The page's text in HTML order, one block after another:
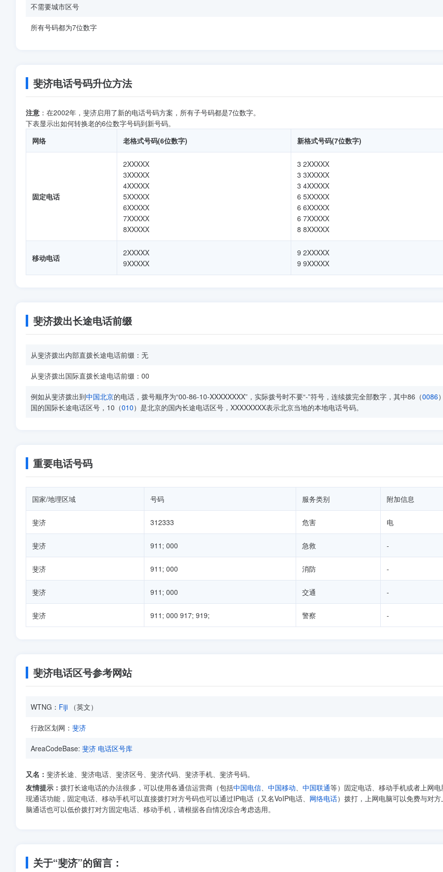
不需要城市区号
所有号码都为7位数字
斐济电话号码升位方法
注意 ：在2002年，斐济启用了新的电话号码方案，所有子号码都是7位数字。
下表显示出如何转换老的6位数字号码到新号码。
网络
老格式号码(6位数字) 新格式号码(7位数字)
固定电话
2XXXXX
3XXXXX
4XXXXX
5XXXXX
6XXXXX
7XXXXX
8XXXXX
3 2XXXXX
3 3XXXXX
3 4XXXXX
6 5XXXXX
6 6XXXXX
6 7XXXXX
8 8XXXXX
移动电话
2XXXXX
9XXXXX
9 2XXXXX
9 9XXXXX
斐济拨出长途电话前缀
从斐济拨出内部直拨长途电话前缀：无
从斐济拨出国际直拨长途电话前缀：00
例如从斐济拨出到中国北京的电话，拨号顺序为“00-86-10-XXXXXXXX”，实际拨号时不要“-”符号，连续拨完全部数字，其中86（0086
国的国际长途电话区号，10（010）是北京的国内长途电话区号，XXXXXXXX表示北京当地的本地电话号码。
重要电话号码
国家/地理区域 号码 服务类别 附加信息
斐济 312333 危害 电
斐济 911; 000 急救 -
斐济 911; 000 消防 -
斐济 911; 000 交通 -
斐济 911; 000 917; 919; 警察 -
斐济电话区号参考网站
WTNG： Fiji （英文）
行政区划网： 斐济
AreaCodeBase: 斐济 电话区号库
又名： 斐济长途、斐济电话、斐济区号、斐济代码、斐济手机、斐济号码。
友情提示： 拨打长途电话的办法很多，可以使用各通信运营商（包括中国电信、 中国移动、 中国联通等）固定电话、移动手机或者上网
现通话功能，固定电话、移动手机可以直接拨打对方号码也可以通过IP电话（又名VoIP电话、 网络电话）拨打，上网电脑可以免费与对
脑通话也可以低价拨打对方固定电话、移动手机，请根据各自情况综合考虑选用。
关于“斐济”的留言：